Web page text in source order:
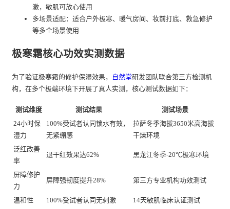
激，敏肌可放心使用
多场景适配：适合户外极寒、暖气房间、妆前打底、救急修护
等多个场景使用
极寒霜核心功效实测数据
为了验证极寒霜的修护保湿效果， 自然堂研发团队联合第三方检测机
构，在多个极端环境下开展了真人实测，核心测试数据如下：
测试维度 测试结果
测试场景
24小时保
湿力
100%受试者认同锁水有效，
无紧绷感
拉萨冬季海拔3650米高海拔
干燥环境
泛红改善
率
退干红效果达62% 黑龙江冬季-20℃极寒环境
屏障修护
力
屏障强韧度提升28% 第三方专业机构功效测试
温和性 100%受试者认同无刺激
14天敏肌临床认证测试